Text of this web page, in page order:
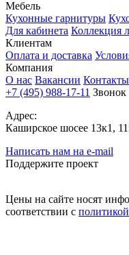
Мебель
Кухонные гарнитуры
Для кабинета Коллекция
Клиентам
Оплата и доставка
Компания
О нас Вакансии Контакты
+7 (495) 988-17-11
Адрес:
Каширское шосее 13к1,
Написать нам на e-mail
Поддержите проект
Цены на сайте носят
соответствии с